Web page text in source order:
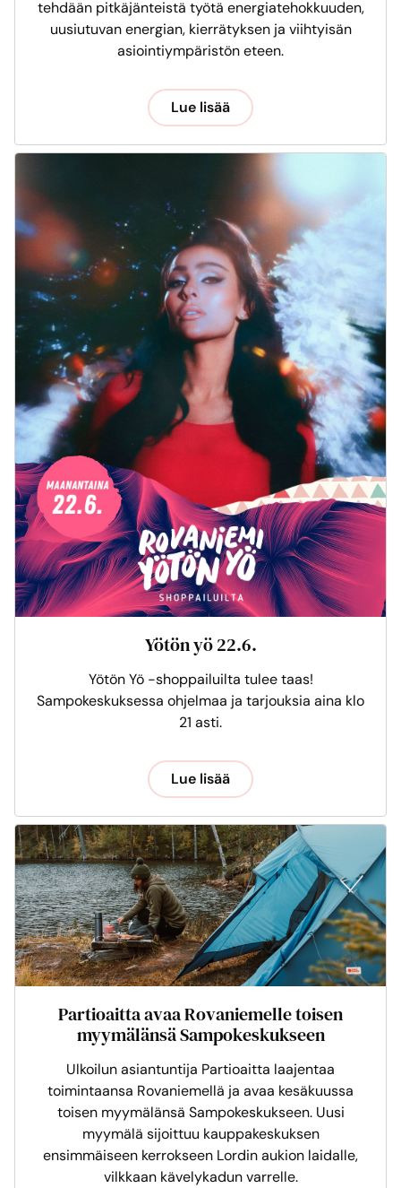
tehdään pitkäjänteistä työtä energiatehokkuuden,
uusiutuvan energian, kierrätyksen ja viihtyisän
asiointiympäristön eteen.
Lue lisää
Yötön yö 22.6.
Yötön Yö -shoppailuilta tulee taas!
Sampokeskuksessa ohjelmaa ja tarjouksia aina klo
21 asti.
Lue lisää
Partioaitta avaa Rovaniemelle toisen
myymälänsä Sampokeskukseen
Ulkoilun asiantuntija Partioaitta laajentaa
toimintaansa Rovaniemellä ja avaa kesäkuussa
toisen myymälänsä Sampokeskukseen. Uusi
myymälä sijoittuu kauppakeskuksen
ensimmäiseen kerrokseen Lordin aukion laidalle,
vilkkaan kävelykadun varrelle.